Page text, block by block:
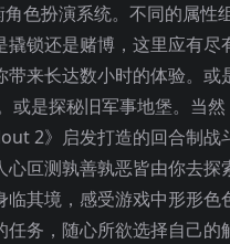
色扮演系统。不同的属
锁还是赌博，这里应有尽
带来长达数小时的体验。或
或是探秘旧军事地堡。当
2》启发打造的回合制战
心叵测孰善孰恶皆由你去探
临其境，感受游戏中形形色
务，随心所欲选择自己的